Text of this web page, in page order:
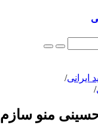
ایرانی/
/
منو سازم